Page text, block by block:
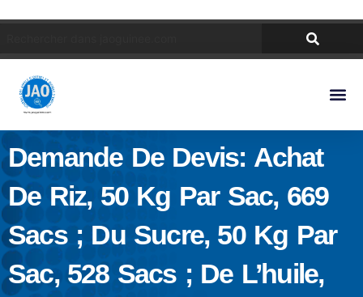
Demande De Devis: Achat
De Riz, 50 Kg Par Sac, 669
Sacs ; Du Sucre, 50 Kg Par
Sac, 528 Sacs ; De L’huile,